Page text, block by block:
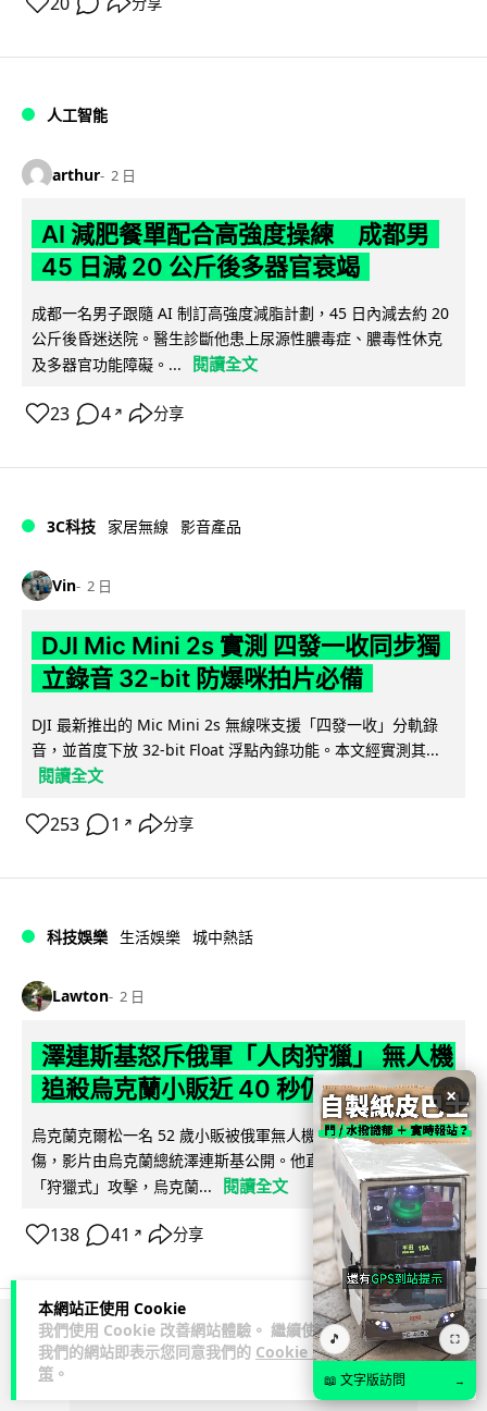
本網站正使用 Cookie
我們使用 Cookie 改善網站體驗。 繼續使用
我們的網站即表示您同意我們的 Cookie 政
策 。
人工智能
arthur 2 日
AI 減肥餐單配合高強度操練 成都男
45 日減 20 公斤後多器官衰竭
成都一名男子跟隨 AI 制訂高強度減脂計劃，45 日內減去約 20
公斤後昏迷送院。醫生診斷他患上尿源性膿毒症、膿毒性休克
及多器官功能障礙。...
閱讀全文
23 4 ↗ 分享
3C科技 家居無線 影音產品
Vin 2 日
DJI Mic Mini 2s 實測 四發一收同步獨
立錄音 32-bit 防爆咪拍片必備
DJI 最新推出的 Mic Mini 2s 無線咪支援「四發一收」分軌錄
音，並首度下放 32-bit Float 浮點內錄功能。本文經實測其...
閱讀全文
253 1 ↗ 分享
科技娛樂 生活娛樂 城中熱話
Lawton 2 日
澤連斯基怒斥俄軍「人肉狩獵」 無人機
追殺烏克蘭小販近 40 秒仍被炸傷
烏克蘭克爾松一名 52 歲小販被俄軍無人機追擊近 40 秒後被炸
傷，影片由烏克蘭總統澤連斯基公開。他直斥俄軍對平民進行
「狩獵式」攻擊，烏克蘭...
閱讀全文
138 41 ↗ 分享
ADVERTISEMENT
×
🎵 ⛶
📖 文字版訪問 →